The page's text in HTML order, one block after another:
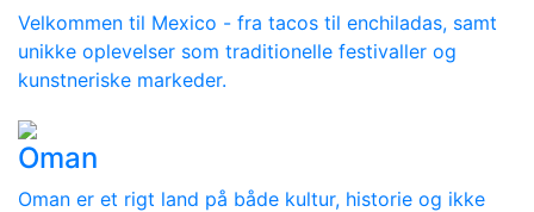
Velkommen til Mexico - fra tacos til enchiladas, samt
unikke oplevelser som traditionelle festivaller og
kunstneriske markeder.
Oman
Oman er et rigt land på både kultur, historie og ikke